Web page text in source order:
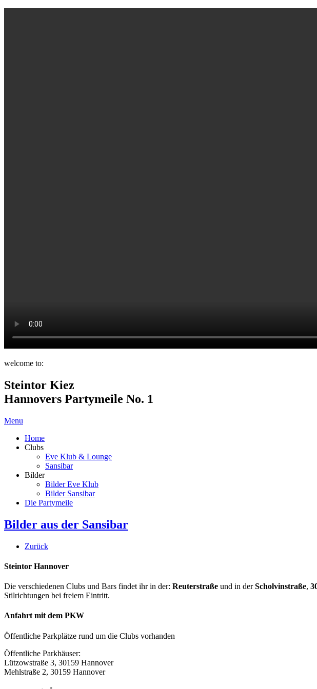
welcome to:
Steintor Kiez
Hannovers Partymeile No. 1
Menu
Home
Clubs
Eve Klub & Lounge
Sansibar
Bilder
Bilder Eve Klub
Bilder Sansibar
Die Partymeile
Bilder aus der Sansibar
Zurück
Steintor Hannover
Die verschiedenen Clubs und Bars findet ihr in der: Reuterstraße und in derScholvinstraße,
Stilrichtungen bei freiem Eintritt.
Anfahrt mit dem PKW
Öffentliche Parkplätze rund um die Clubs vorhanden
Öffentliche Parkhäuser:
Lützowstraße 3, 30159 Hannover
Mehlstraße 2, 30159 Hannover